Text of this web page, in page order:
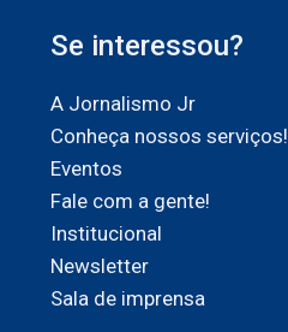
Se interessou?
A Jornalismo Jr
Conheça nossos serviços!
Eventos
Fale com a gente!
Institucional
Newsletter
Sala de imprensa